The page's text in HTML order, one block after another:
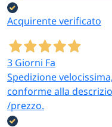
Acquirente verificato
3 Giorni Fa
Spedizione
conforme alla
/prezzo.